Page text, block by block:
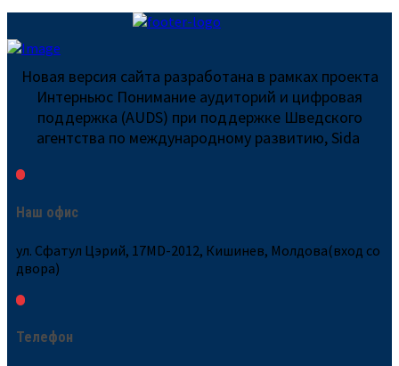
Новая версия сайта разработана в рамках проекта
Интерньюс Понимание аудиторий и цифровая
поддержка (AUDS) при поддержке Шведского
агентства по международному развитию, Sida
Наш офис
ул. Сфатул Цэрий, 17MD-2012, Кишинев, Молдова(вход со
двора)
Телефон